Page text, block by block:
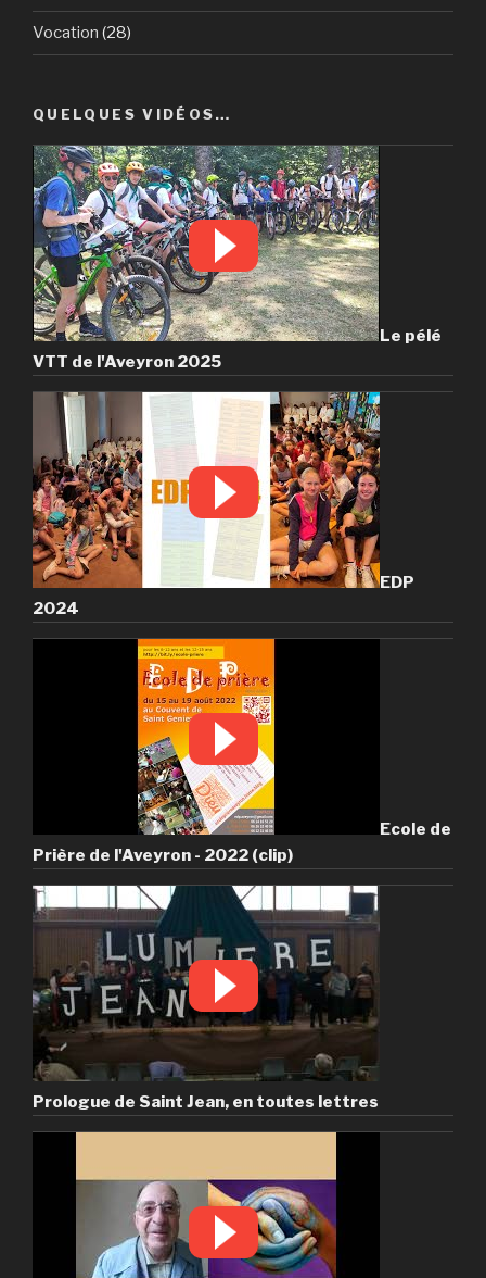
Vocation (28)
QUELQUES VIDÉOS…
Le pélé
VTT de l'Aveyron 2025
EDP
2024
Ecole de
Prière de l'Aveyron - 2022 (clip)
Prologue de Saint Jean, en toutes lettres